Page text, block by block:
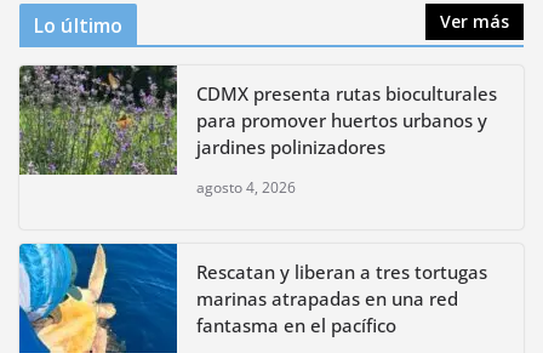
Lo último Ver más
CDMX presenta rutas bioculturales
para promover huertos urbanos y
jardines polinizadores
agosto 4, 2026
Rescatan y liberan a tres tortugas
marinas atrapadas en una red
fantasma en el pacífico